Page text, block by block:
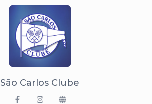
São Carlos Clube